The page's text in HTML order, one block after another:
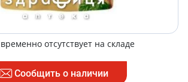
отсутствует на складе
Сообщить о наличии